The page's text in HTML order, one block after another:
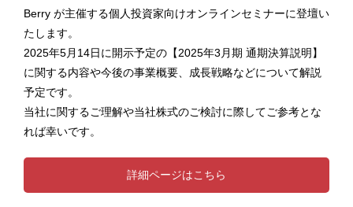
Berry が主催する個人投資家向けオンラインセミナーに登壇い
たします。
2025年5月14日に開示予定の【2025年3⽉期 通期決算説明】
に関する内容や今後の事業概要、成長戦略などについて解説
予定です。
当社に関するご理解や当社株式のご検討に際してご参考とな
れば幸いです。
詳細ページはこちら